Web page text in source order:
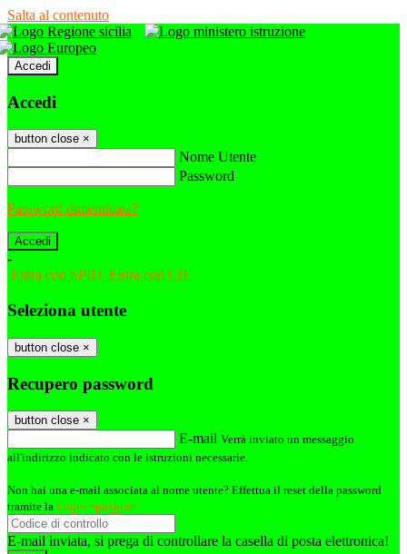
Salta al contenuto
Accedi
Accedi
button close ×
Nome Utente
Password
Password dimenticata?
-
Entra con SPID Entra con CIE
Seleziona utente
button close ×
Recupero password
button close ×
E-mail Verrà inviato un messaggio
all'indirizzo indicato con le istruzioni necessarie.
Non hai una e-mail associata al nome utente? Effettua il reset della password
tramite la Login Spaggiari
E-mail inviata, si prega di controllare la casella di posta elettronica!